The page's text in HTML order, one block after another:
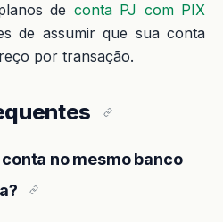
de conta PJ com PIX
de assumir que sua conta
por transação.
no mesmo banco